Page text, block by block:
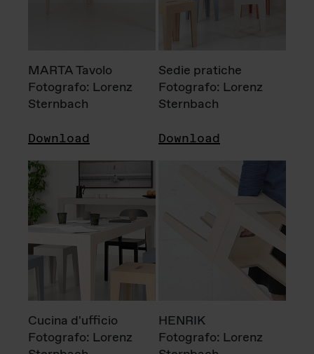
MARTA Tavolo
Fotografo: Lorenz
Sternbach
Download
Sedie pratiche
Fotografo: Lorenz
Sternbach
Download
Cucina d'ufficio
Fotografo: Lorenz
HENRIK
Fotografo: Lorenz